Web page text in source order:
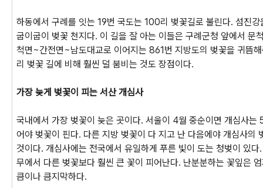
하동에서 구례를 잇는 19번 국도는 100리 벚꽃길로 불린다. 섬진강
굽이굽이 벚꽃 천지다. 이 길을 잘 아는 이들은 구례군청 앞에서 문
척면~간전면~남도대교로 이어지는 861번 지방도의 벚꽃을 귀뜸
리 벚꽃 길에 비해 훨씬 덜 붐비는 것도 장점이다.
가장 늦게 벚꽃이 피는 서산 개심사
국내에서 가장 벚꽃이 늦은 곳이다. 서울이 4월 중순이면 개심사는
어야 벚꽃이 핀다. 다른 지방 벚꽃이 다 지고 난 다음에야 개심사의
것이다. 개심사에는 전국에서 유일하게 푸른 빛이 도는 청벚이 있다
무에서 다른 벚꽃보다 훨씬 큰 꽃이 피어난다. 난분분하는 꽃잎은
큼이나 큼지막하다.